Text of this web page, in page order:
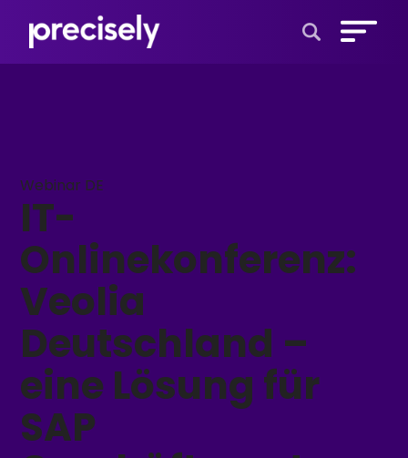
Webinar DE
IT-
Onlinekonferenz:
Veolia
Deutschland –
eine Lösung für
SAP